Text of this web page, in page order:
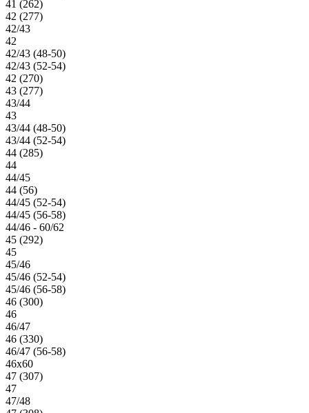
41 (262)
42 (277)
42/43
42
42/43 (48-50)
42/43 (52-54)
42 (270)
43 (277)
43/44
43
43/44 (48-50)
43/44 (52-54)
44 (285)
44
44/45
44 (56)
44/45 (52-54)
44/45 (56-58)
44/46 - 60/62
45 (292)
45
45/46
45/46 (52-54)
45/46 (56-58)
46 (300)
46
46/47
46 (330)
46/47 (56-58)
46х60
47 (307)
47
47/48